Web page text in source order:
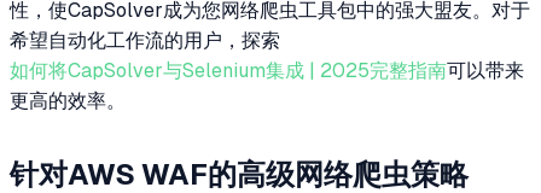
性，使CapSolver成为您网络爬虫工具包中的强大盟友。对于
希望自动化工作流的用户，探索
如何将CapSolver与Selenium集成 | 2025完整指南可以带来
更高的效率。
针对AWS WAF的高级网络爬虫策略